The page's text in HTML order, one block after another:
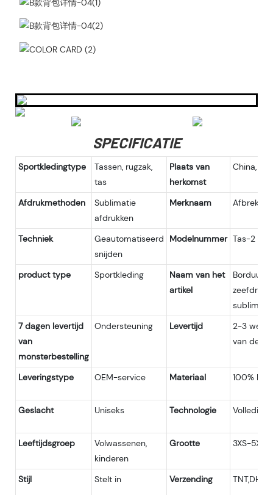
SPECIFICATIE
Sportkledingtype
Tassen, rugzak,
tas
Plaats van
herkomst
China,
Afdrukmethoden
Sublimatie
afdrukken
Merknaam Afbreken
Techniek
Geautomatiseerd
snijden
Modelnummer Tas-2
product type Sportkleding
Naam van het
artikel
7 dagen levertijd
van
monsterbestelling
Ondersteuning Levertijd
2-3
van de
Leveringstype OEM-service Materiaal 100%
Geslacht Uniseks Technologie Volledig
Leeftijdsgroep
Volwassenen,
kinderen
Grootte 3XS-5XL
Stijl Stelt in Verzending